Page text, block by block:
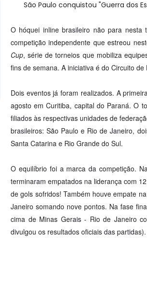
São Paulo conquistou "Guerra dos
O hóquei inline brasileiro não para nesta
competição independente que estreou
Cup, série de torneios que mobiliza
fins de semana. A iniciativa é do Circuito de
Dois eventos já foram realizados. A
agosto em Curitiba, capital do Paraná. O
filiados às respectivas unidades de
brasileiros: São Paulo e Rio de Janeiro,
Santa Catarina e Rio Grande do Sul.
O equilíbrio foi a marca da competição.
terminaram empatados na liderança com
de gols sofridos! Também houve empate
Janeiro somando nove pontos. Na fase
cima de Minas Gerais - Rio de Janeiro
divulgou os resultados oficiais das partidas).